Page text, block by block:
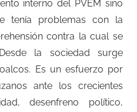
interno del PVEM sino
tenía problemas con la
contra la cual se
la sociedad surge
Es un esfuerzo por
ante los crecientes
desenfreno político,